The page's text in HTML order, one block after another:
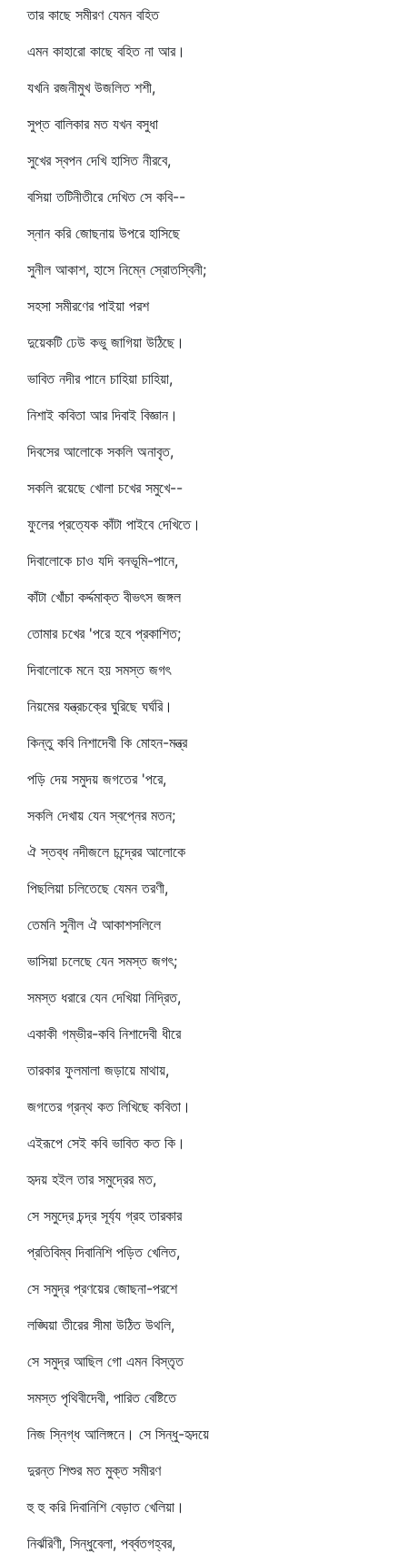
তার কাছে সমীরণ যেমন বহিত
এমন কাহারো কাছে বহিত না আর।
যখনি রজনীমুখ উজলিত শশী,
সুপ্ত বালিকার মত যখন বসুধা
সুখের স্বপন দেখি হাসিত নীরবে,
বসিয়া তটিনীতীরে দেখিত সে কবি--
স্নান করি জোছনায় উপরে হাসিছে
সুনীল আকাশ, হাসে নিম্নে স্রোতস্বিনী;
সহসা সমীরণের পাইয়া পরশ
দুয়েকটি ঢেউ কভু জাগিয়া উঠিছে।
ভাবিত নদীর পানে চাহিয়া চাহিয়া,
নিশাই কবিতা আর দিবাই বিজ্ঞান।
দিবসের আলোকে সকলি অনাবৃত,
সকলি রয়েছে খোলা চখের সমুখে--
ফুলের প্রত্যেক কাঁটা পাইবে দেখিতে।
দিবালোকে চাও যদি বনভূমি-পানে,
কাঁটা খোঁচা কর্দ্দমাক্ত বীভৎস জঙ্গল
তোমার চখের 'পরে হবে প্রকাশিত;
দিবালোকে মনে হয় সমস্ত জগৎ
নিয়মের যন্ত্রচক্রে ঘুরিছে ঘর্ঘরি।
কিন্তু কবি নিশাদেবী কি মোহন-মন্ত্র
পড়ি দেয় সমুদয় জগতের 'পরে,
সকলি দেখায় যেন স্বপ্নের মতন;
ঐ স্তব্ধ নদীজলে চন্দ্রের আলোকে
পিছলিয়া চলিতেছে যেমন তরণী,
তেমনি সুনীল ঐ আকাশসলিলে
ভাসিয়া চলেছে যেন সমস্ত জগৎ;
সমস্ত ধরারে যেন দেখিয়া নিদ্রিত,
একাকী গম্ভীর-কবি নিশাদেবী ধীরে
তারকার ফুলমালা জড়ায়ে মাথায়,
জগতের গ্রন্থ কত লিখিছে কবিতা।
এইরূপে সেই কবি ভাবিত কত কি।
হৃদয় হইল তার সমুদ্রের মত,
সে সমুদ্রে চন্দ্র সূর্য্য গ্রহ তারকার
প্রতিবিম্ব দিবানিশি পড়িত খেলিত,
সে সমুদ্র প্রণয়ের জোছনা-পরশে
লঙ্ঘিয়া তীরের সীমা উঠিত উথলি,
সে সমুদ্র আছিল গো এমন বিস্তৃত
সমস্ত পৃথিবীদেবী, পারিত বেষ্টিতে
নিজ স্নিগ্ধ আলিঙ্গনে। সে সিন্ধু-হৃদয়ে
দুরন্ত শিশুর মত মুক্ত সমীরণ
হু হু করি দিবানিশি বেড়াত খেলিয়া।
নির্ঝরিণী, সিন্ধুবেলা, পর্ব্বতগহ্বর,